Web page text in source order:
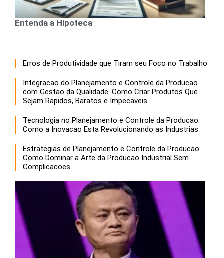
Entenda a Hipoteca
Erros de Produtividade que Tiram seu Foco no Trabalho
Integracao do Planejamento e Controle da Producao
com Gestao da Qualidade: Como Criar Produtos Que
Sejam Rapidos, Baratos e Impecaveis
Tecnologia no Planejamento e Controle da Producao:
Como a Inovacao Esta Revolucionando as Industrias
Estrategias de Planejamento e Controle da Producao:
Como Dominar a Arte da Producao Industrial Sem
Complicacoes